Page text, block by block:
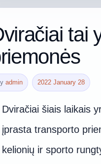
tai
admin 2022 January 28
Dviračiai šiais laikais
įprasta transporto
kelionių ir sporto